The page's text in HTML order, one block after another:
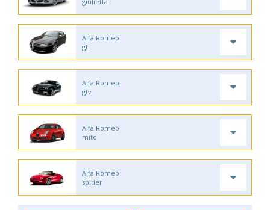
Alfa Romeo
gt
Alfa Romeo
gtv
Alfa Romeo
mito
Alfa Romeo
spider